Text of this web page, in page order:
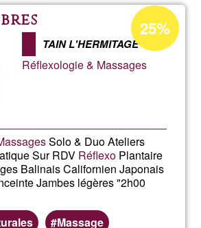
Drone
TAIN L'HERMITAGE
Réflexologie & Massages
Solo & Duo Ateliers
Sur RDV Réflexo Plantaire
Balinais Californien Japonais
Jambes légères "2h00
Massage
Porcentaje
de
aceptación
de
25%